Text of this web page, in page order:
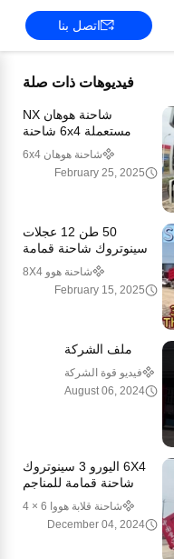
اتصل بنا
فيديوهات ذات صلة
شاحنة هوهان NX
مستعملة 6x4 شاحنة
قمامة ثقيلة Sinotruk
30 40 طن شاحنات
شاحنة هوهان 6x4
February 25, 2025
50 طن 12 عجلات
سينوتروك شاحنة قمامة
مستعملة هووو 371 375
420 حصان شاحنة تيبر
8X4 الأحمر
شاحنة هوو 8X4
February 15, 2025
ملف الشركة
فيديو قوة الشركة
August 06, 2024
6X4 اليورو 3 سينوتروك
شاحنة قمامة للمناجم
حلول نقلشاحنة قلابة هووا 6 × 4
December 04, 2024